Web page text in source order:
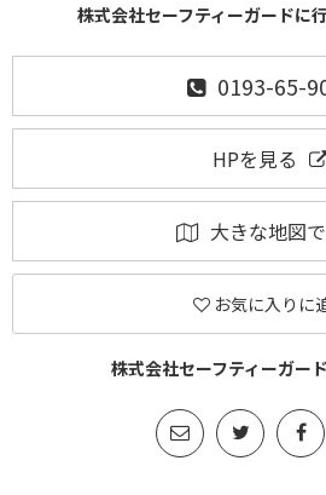
株式会社セーフティーガードに
0193-65-
HPを見る
大きな地図
お気に入りに
株式会社セーフティーガー